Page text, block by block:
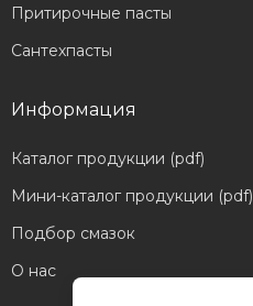
Притирочные пасты
Сантехпасты
Информация
Каталог продукции (pdf)
Мини-каталог продукции (pdf)
Подбор смазок
О нас